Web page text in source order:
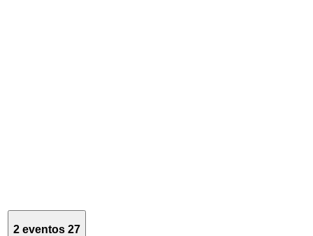
2 eventos 27